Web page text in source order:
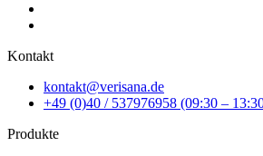
Kontakt
kontakt@verisana.de
+49 (0)40 / 537976958 (09:30 –
Produkte